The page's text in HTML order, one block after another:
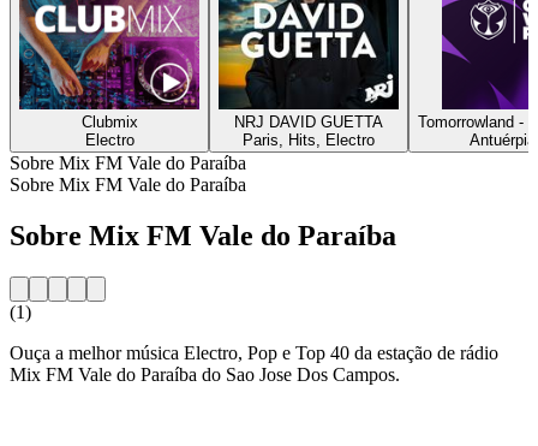
Clubmix
Electro
NRJ DAVID GUETTA
Paris, Hits, Electro
Tomorrowland -
Sobre Mix FM Vale do Paraíba
Sobre Mix FM Vale do Paraíba
Sobre Mix FM Vale do Paraíba
(1)
Ouça a melhor música Electro, Pop e Top 40 da estação de rádio
Mix FM Vale do Paraíba do Sao Jose Dos Campos.